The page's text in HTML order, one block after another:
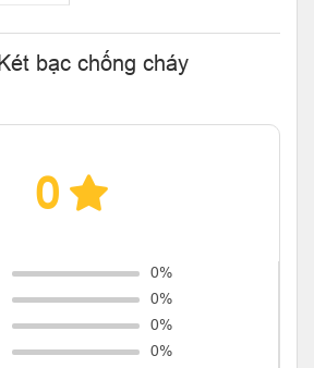
bạc chống cháy
0
0%
0%
0%
0%